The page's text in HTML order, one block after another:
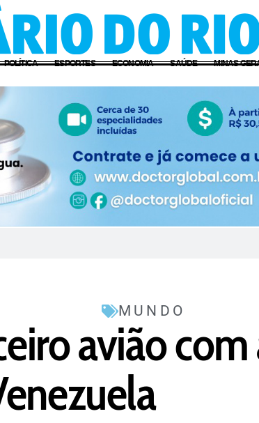
POLÍTICA ESPORTES ECONOMIA SAÚDE MINAS
MUNDO
avião